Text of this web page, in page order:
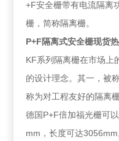
+F安全栅带有电流隔离
栅，简称隔离栅。
P+F隔离式安全栅现货
KF系列隔离栅在市场上
的设计理念。其一，被
称为对工程友好的隔离栅
德国P+F倍加福光栅可
mm，长度可达3056mm